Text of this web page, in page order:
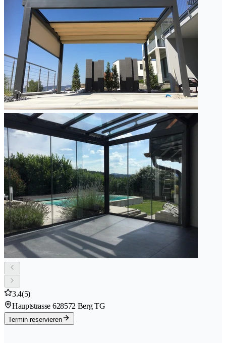
3.4(5)
Hauptstrasse 628572 Berg TG
Termin reservieren